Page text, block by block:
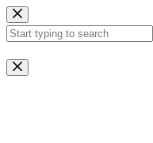
Zum
Inhalt
springen
Keine
Ergebnisse